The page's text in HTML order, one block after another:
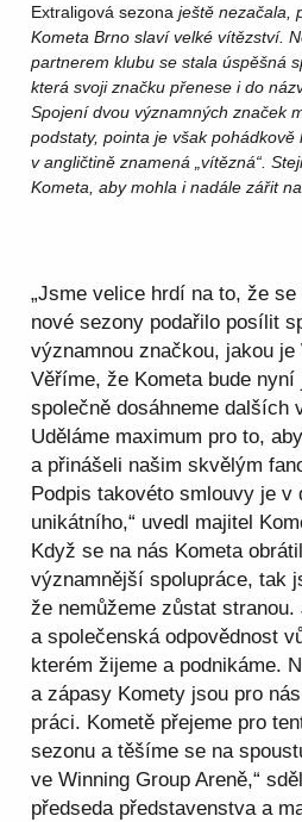
Extraligová sezona ještě nezačala,
Kometa Brno slaví velké vítězství.
partnerem klubu se stala úspěšná
která svoji značku přenese i do
Spojení dvou významných značek
podstaty, pointa je však pohádkově
v angličtině znamená „vítězná“.
Kometa, aby mohla i nadále zářit
„Jsme velice hrdí na to, že
nové sezony podařilo posílit
významnou značkou, jakou je
Věříme, že Kometa bude
společně dosáhneme dalších
Uděláme maximum pro to,
a přinášeli našim skvělým
Podpis takovéto smlouvy je v
unikátního,“ uvedl majitel
Když se na nás Kometa
významnější spolupráce, tak
že nemůžeme zůstat
a společenská odpovědnost
kterém žijeme a podnikáme.
a zápasy Komety jsou pro
práci. Kometě přejeme pro
sezonu a těšíme se na
ve Winning Group Areně,“
předseda představenstva a